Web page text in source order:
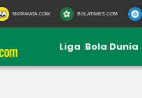
MATAMATA.COM BOLATIMES.COM
Liga Bola Dunia